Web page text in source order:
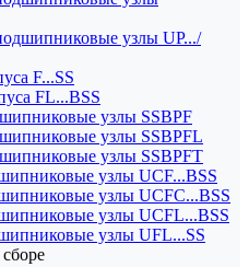
узлы UP.../
F...SS
FL...BSS
узлы SSBPF
узлы SSBPFL
узлы SSBPFT
узлы UCF...BSS
узлы UCFC...BSS
узлы UCFL...BSS
узлы UFL...SS